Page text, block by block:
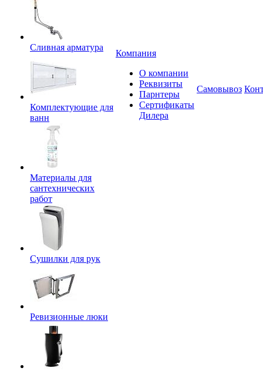
Сливная арматура
Комплектующие для
ванн
Материалы для
сантехнических
работ
Сушилки для рук
Ревизионные люки
Компания
О компании
Реквизиты
Парнтеры
Сертификаты
Дилера
Самовывоз